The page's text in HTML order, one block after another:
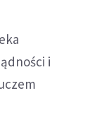
i